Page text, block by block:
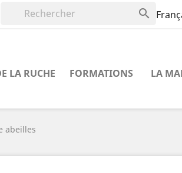

LA RUCHE FORMATIONS LA
abeilles